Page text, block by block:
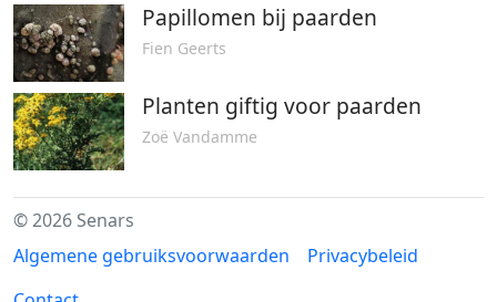
Papillomen bij paarden
Fien Geerts
Planten giftig voor paarden
Zoë Vandamme
© 2026 Senars
Algemene gebruiksvoorwaarden
Privacybeleid